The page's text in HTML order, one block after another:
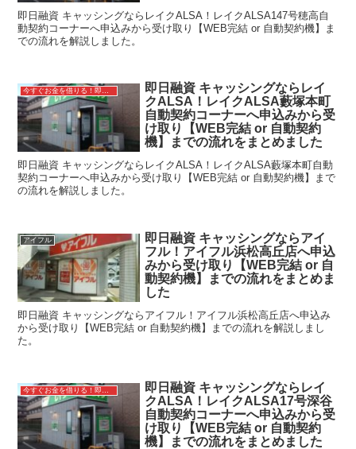
即日融資 キャッシングならレイクALSA！レイクALSA147号穂高自
動契約コーナーへ申込みから受け取り【WEB完結 or 自動契約機】ま
での流れを解説しました。
即日融資 キャッシングならレイ
クALSA！レイクALSA藪塚本町
自動契約コーナーへ申込みから受
け取り【WEB完結 or 自動契約
機】までの流れをまとめました
即日融資 キャッシングならレイクALSA！レイクALSA藪塚本町自動
契約コーナーへ申込みから受け取り【WEB完結 or 自動契約機】まで
の流れを解説しました。
アイフル
即日融資 キャッシングならアイ
フル！アイフル浜松高丘店へ申込
みから受け取り【WEB完結 or 自
動契約機】までの流れをまとめま
した
即日融資 キャッシングならアイフル！アイフル浜松高丘店へ申込み
から受け取り【WEB完結 or 自動契約機】までの流れを解説しまし
た。
即日融資 キャッシングならレイ
クALSA！レイクALSA17号深谷
自動契約コーナーへ申込みから受
け取り【WEB完結 or 自動契約
機】までの流れをまとめました